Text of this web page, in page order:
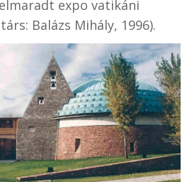
expo vatikáni
Balázs Mihály, 1996).